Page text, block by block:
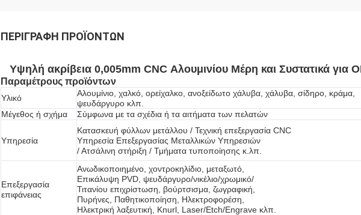
ΠΕΡΙΓΡΑΦΉ ΠΡΟΪΌΝΤΩΝ
Υψηλή ακρίβεια 0,005mm CNC Αλουμινίου Μέρη και Συστατικά για
Παραμέτρους προϊόντων
Υλικό
Αλουμίνιο, χαλκό, ορείχαλκο, ανοξείδωτο χάλυβα, χάλυβα, σίδηρο, κράμα,
ψευδάργυρο κλπ.
Μέγεθος ή σχήμα
Σύμφωνα με τα σχέδια ή τα αιτήματα των πελατών
Υπηρεσία
Κατασκευή φύλλων μετάλλου / Τεχνική επεξεργασία CNC
Υπηρεσία Επεξεργασίας Μεταλλικών Υπηρεσιών
/ Ατσάλινη στήριξη / Τμήματα τυποποίησης κ.λπ.
Επεξεργασία
επιφάνειας
Ανωδικοποιημένο, χοντροκηλίδιο, μεταξωτό,
Επικάλυψη PVD, ψευδάργυρο/νικέλιο/χρωμικό/
Τιτανίου επιχρίστωση, βούρτσισμα, ζωγραφική,
Πυρήνες, Παθητικοποίηση, Ηλεκτροφορέση,
Ηλεκτρική λαξευτική, Knurl, Laser/Etch/Engrave κλπ.